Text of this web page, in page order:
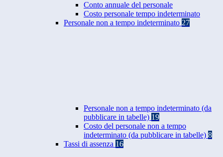
Conto annuale del personale
Costo personale tempo indeterminato
Personale non a tempo indeterminato 27
Personale non a tempo indeterminato (da
pubblicare in tabelle) 19
Costo del personale non a tempo
indeterminato (da pubblicare in tabelle) 8
Tassi di assenza 16